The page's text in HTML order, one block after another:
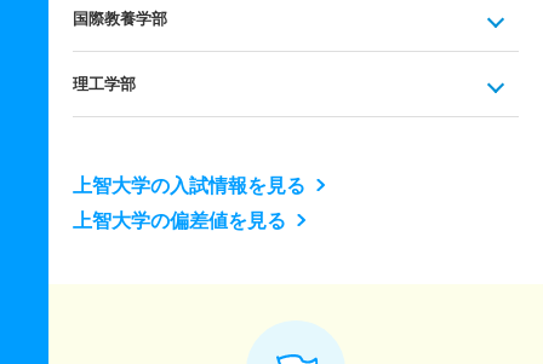
国際教養学部
理工学部
上智大学の入試情報を見る
上智大学の偏差値を見る